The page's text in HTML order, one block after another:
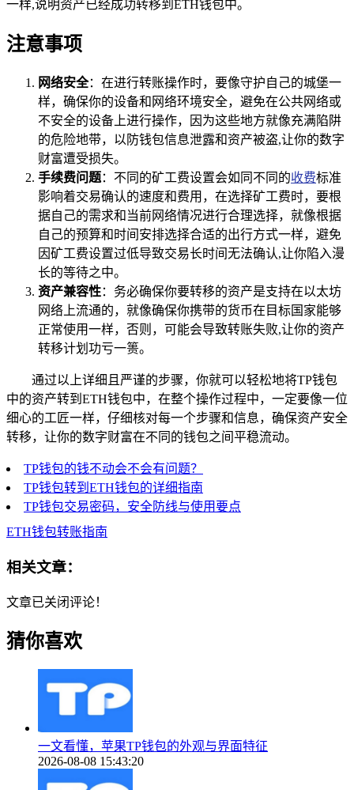
一样,说明资产已经成功转移到ETH钱包中。
注意事项
网络安全：在进行转账操作时，要像守护自己的城堡一
样，确保你的设备和网络环境安全，避免在公共网络或
不安全的设备上进行操作，因为这些地方就像充满陷阱
的危险地带，以防钱包信息泄露和资产被盗,让你的数字
财富遭受损失。
手续费问题：不同的矿工费设置会如同不同的收费标准
影响着交易确认的速度和费用，在选择矿工费时，要根
据自己的需求和当前网络情况进行合理选择，就像根据
自己的预算和时间安排选择合适的出行方式一样，避免
因矿工费设置过低导致交易长时间无法确认,让你陷入漫
长的等待之中。
资产兼容性：务必确保你要转移的资产是支持在以太坊
网络上流通的，就像确保你携带的货币在目标国家能够
正常使用一样，否则，可能会导致转账失败,让你的资产
转移计划功亏一篑。
通过以上详细且严谨的步骤，你就可以轻松地将TP钱包
中的资产转到ETH钱包中，在整个操作过程中，一定要像一位
细心的工匠一样，仔细核对每一个步骤和信息，确保资产安全
转移，让你的数字财富在不同的钱包之间平稳流动。
TP钱包的钱不动会不会有问题？
TP钱包转到ETH钱包的详细指南
TP钱包交易密码，安全防线与使用要点
ETH钱包转账指南
相关文章：
文章已关闭评论！
猜你喜欢
一文看懂，苹果TP钱包的外观与界面特征
2026-08-08 15:43:20